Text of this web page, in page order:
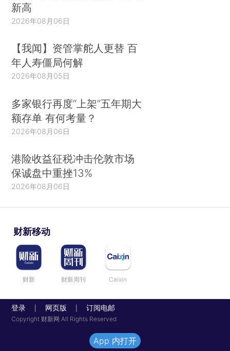
新高
2026年08月06日
【我闻】资管掌舵人更替 百
年人寿僵局何解
2026年08月05日
多家银行再度“上架”五年期大
额存单 有何考量？
2026年08月06日
港险收益征税冲击伦敦市场
保诚盘中重挫13%
2026年08月06日
财新移动
财新 财新周刊 Caixin
登录 网页版 订阅电邮
Copyright 财新网 All Rights Reserved
App 内打开